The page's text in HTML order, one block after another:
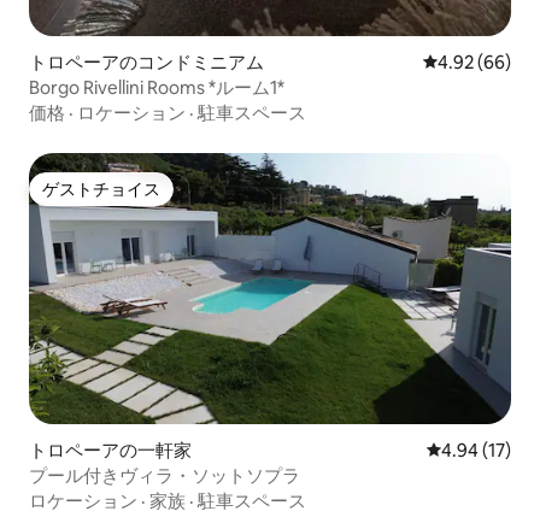
トロペーアのコンドミニアム レビュー66
4.92 (66)
Borgo Rivellini Rooms *ルーム1*
価格 · ロケーション ·駐車スペース
ゲストチョイス
ゲストチョイス
トロペーアの一軒家 レビュー17
4.94 (17)
プール付きヴィラ・ソットソプラ
ロケーション · 家族 ·駐車スペース